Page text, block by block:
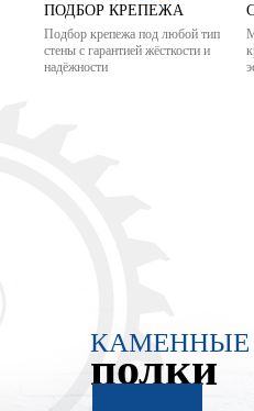
ПОДБОР КРЕПЕЖА
Подбор крепежа под любой тип
стены с гарантией жёсткости и
надёжности
КАМЕННЫЕ
полки